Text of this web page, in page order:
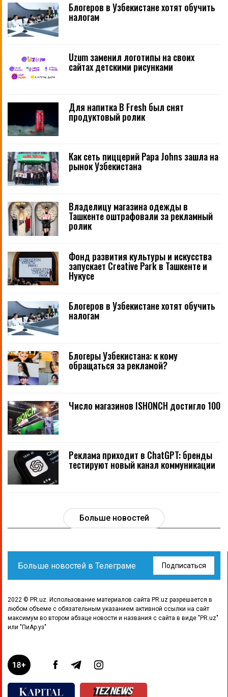
Блогеров в Узбекистане хотят обучить
налогам
Uzum заменил логотипы на своих
сайтах детскими рисунками
Для напитка B Fresh был снят
продуктовый ролик
Как сеть пиццерий Papa Johns зашла на
рынок Узбекистана
Владелицу магазина одежды в
Ташкенте оштрафовали за рекламный
ролик
Фонд развития культуры и искусства
запускает Creative Park в Ташкенте и
Нукусе
Блогеров в Узбекистане хотят обучить
налогам
Блогеры Узбекистана: к кому
обращаться за рекламой?
Число магазинов ISHONCH достигло 100
Реклама приходит в ChatGPT: бренды
тестируют новый канал коммуникации
Больше новостей
Больше новостей в Телеграме Подписаться
2022 © PR.uz. Использование материалов сайта PR.uz разрешается в
любом объеме с обязательным указанием активной ссылки на сайт
максимум во втором абзаце новости и названия с сайта в виде "PR.uz"
или "ПиАр.уз"